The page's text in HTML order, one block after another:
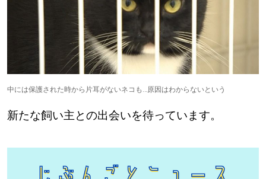
Sitakke編集部あい
【いろんな価値観や生き方に触れたい】
【道央のお気に入りを見つけたい】
中には保護された時から片耳がないネコも…原因はわからないという
新たな飼い主との出会いを待っています。